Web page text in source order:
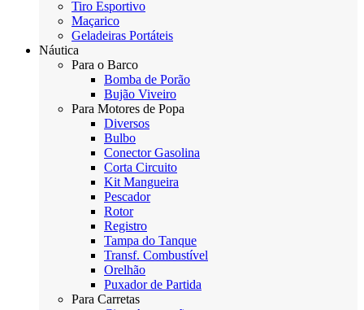
Tiro Esportivo
Maçarico
Geladeiras Portáteis
Náutica
Para o Barco
Bomba de Porão
Bujão Viveiro
Para Motores de Popa
Diversos
Bulbo
Conector Gasolina
Corta Circuito
Kit Mangueira
Pescador
Rotor
Registro
Tampa do Tanque
Transf. Combustível
Orelhão
Puxador de Partida
Para Carretas